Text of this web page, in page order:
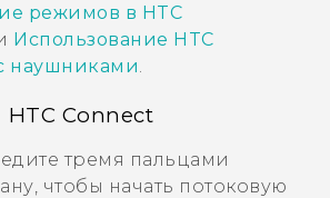
режимов в HTC
Использование HTC
наушниками.
HTC Connect
тремя пальцами
чтобы начать потоковую